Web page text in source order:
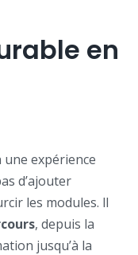
en
expérience
d’ajouter
les modules. Il
, depuis la
jusqu’à la